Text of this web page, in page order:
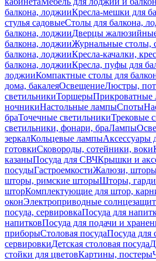
балкона, лоджииКресла-мешки для
стулья садовыеСтолы для балкона,
балкона, лоджииДверцы
балкона, лоджииЖурнальные столы,
балкона, лоджииКресла-качалки,
балкона, лоджииКресла, пуфы для
лоджииКомпактные столы для
дома, бакалеяОсвещениеЛюстры,
светильникиТоршерыПрикроватные
ночникиНастольные лампыСпоты
браТочечные светильникиТрековые
светильники, фонари, браЛампы
зеркалКольцевые лампыАксессуары
готовкиСковороды, сотейники, воки
казаныПосуда для СВЧКрышки и
посудыГастроемкостиЖалюзи,
шторы, римские шторыШторы,
шторКомплектующие для штор,
оконЭлектроприводные
посуда, сервировкаПосуда для
напитковПосуда для подачи и
приборыСтоловая посудаПосуда для
сервировкиДетская столовая посуда
стойки для цветовКартины, постеры